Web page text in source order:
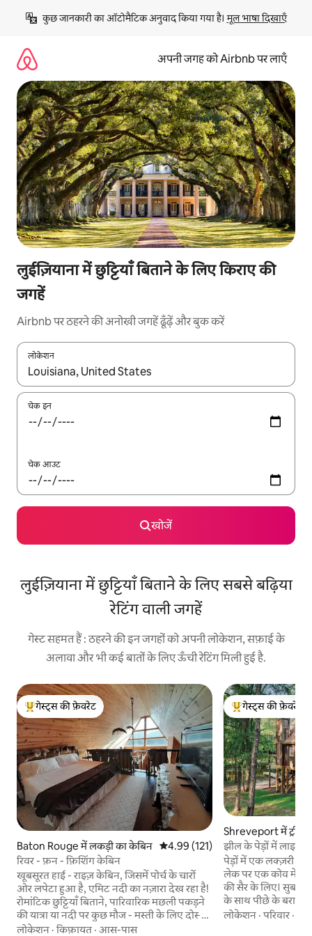
छोड़कर
कॉन्टेंट
कुछ जानकारी का ऑटोमैटिक अनुवाद किया गया है। मूल भाषा दिखाएँ
अपनी जगह को Airbnb पर लाएँ
लुईज़ियाना में छुट्टियाँ बिताने के लिए किराए की
जगहें
Airbnb पर ठहरने की अनोखी जगहें ढूँढ़ें और बुक करें
लोकेशन
नतीजों के उपलब्ध होने पर, अप और डाउन 'ऐरो की' का इस्तेमाल करके नेविगेट
चेक इन
चेक आउट
खोजें
लुईज़ियाना में छुट्टियाँ बिताने के लिए सबसे बढ़िया
रेटिंग वाली जगहें
गेस्ट सहमत हैं : ठहरने की इन जगहों को अपनी लोकेशन, सफ़ाई के
अलावा और भी कई बातों के लिए ऊँची रेटिंग मिली हुई है.
गेस्ट्स का टॉप फ़ेवरेट
गेस्ट्स की फ़ेवरेट
Baton Rouge में लकड़ी का केबिन औसत रेटिंग 5 में से 4.99, 121 समीक्षाएँ
4.99 (121)
रिवर - फ़न - फ़िशिंग केबिन
खूबसूरत हाई - राइज़ केबिन, जिसमें पोर्च के चारों
ओर लपेटा हुआ है, एमिट नदी का नज़ारा देख रहा है!
रोमांटिक छुट्टियाँ बिताने, पारिवारिक मछली पकड़ने
की यात्रा या नदी पर कुछ मौज - मस्ती के लिए दोस्तों
को इकट्ठा करने के लिए बिल्कुल सही। यह जगह यह
लोकेशन ·किफ़ायत · आस-पास
गेस्ट्स का टॉप फ़ेवरेट
गेस्ट्स की फ़ेवरेट
Shreveport में
झील के पेड़ों में
पेड़ों में एक लक्ज़री
लेक पर एक कोव में -
की सैर के लिए। सुबह
के साथ पीछे के बरामदे
देखें। शाम के समय
लोकेशन ·परिवार ·